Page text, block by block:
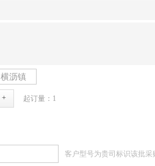
横沥镇
+ 起订量： 1
客户型号为贵司标识该批采